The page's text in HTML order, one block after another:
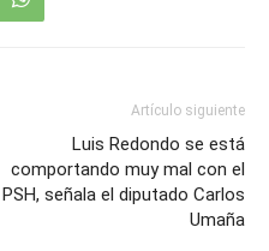
Artículo siguiente
Luis Redondo se está
comportando muy mal con el
PSH, señala el diputado Carlos
Umaña